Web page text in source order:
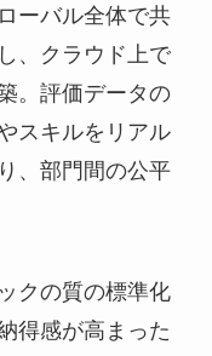
ーバル全体で共
、クラウド上で
。評価データの
スキルをリアル
、部門間の公平
クの質の標準化
得感が高まった